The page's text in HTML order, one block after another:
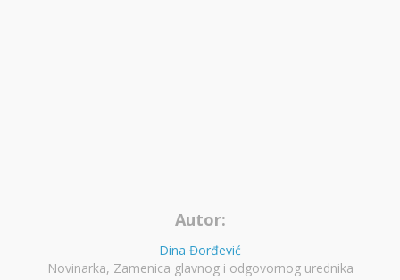
Autor:
Dina Đorđević
Novinarka, Zamenica glavnog i odgovornog urednika